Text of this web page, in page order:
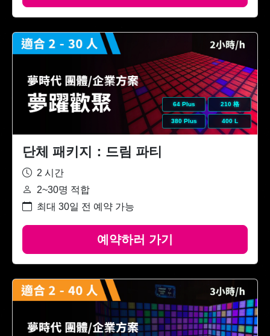
64 Plus 210 格
380 Plus 400 L
단체 패키지：드림 파티
2 시간
2~30명 적합
최대 30일 전 예약 가능
예약하러 가기